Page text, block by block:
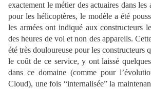
exactement le métier des actuaires dans les
pour les hélicoptères, le modèle a été
les armées ont indiqué aux constructeurs
des heures de vol et non des appareils.
été très douloureuse pour les constructeurs
le coût de ce service, y ont laissé
dans ce domaine (comme pour
Cloud), une fois “internalisée” la